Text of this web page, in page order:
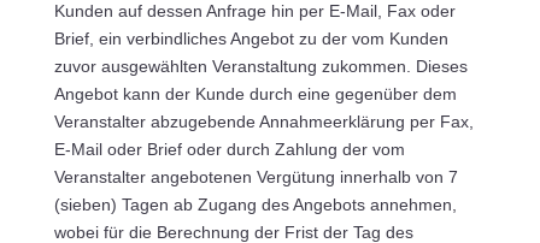
Kunden auf dessen Anfrage hin per E-Mail, Fax oder
Brief, ein verbindliches Angebot zu der vom Kunden
zuvor ausgewählten Veranstaltung zukommen. Dieses
Angebot kann der Kunde durch eine gegenüber dem
Veranstalter abzugebende Annahmeerklärung per Fax,
E-Mail oder Brief oder durch Zahlung der vom
Veranstalter angebotenen Vergütung innerhalb von 7
(sieben) Tagen ab Zugang des Angebots annehmen,
wobei für die Berechnung der Frist der Tag des